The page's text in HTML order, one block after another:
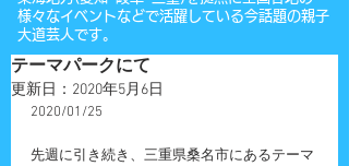
様々なイベントなどで活躍している今話題の親子
大道芸人です。
テーマパークにて
更新日： 2020年5月6日
2020/01/25
先週に引き続き、三重県桑名市にあるテーマ